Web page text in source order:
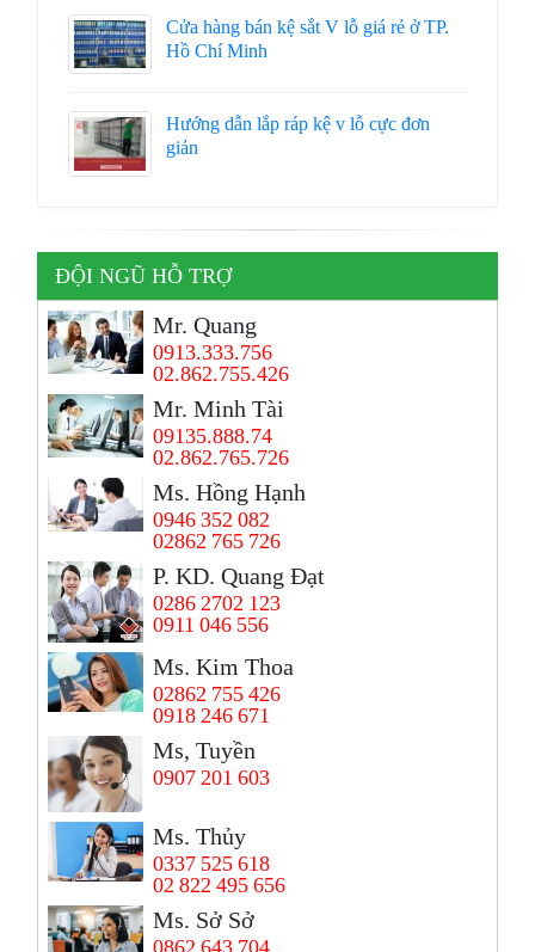
Cửa hàng bán kệ sắt V lỗ giá rẻ ở TP.
Hồ Chí Minh
Hướng dẫn lắp ráp kệ v lỗ cực đơn
giản
ĐỘI NGŨ HỖ TRỢ
Mr. Quang
0913.333.756
02.862.755.426
Mr. Minh Tài
09135.888.74
02.862.765.726
Ms. Hồng Hạnh
0946 352 082
02862 765 726
P. KD. Quang Đạt
0286 2702 123
0911 046 556
Ms. Kim Thoa
02862 755 426
0918 246 671
Ms, Tuyền
0907 201 603
Ms. Thủy
0337 525 618
02 822 495 656
Ms. Sở Sở
0862 643 704